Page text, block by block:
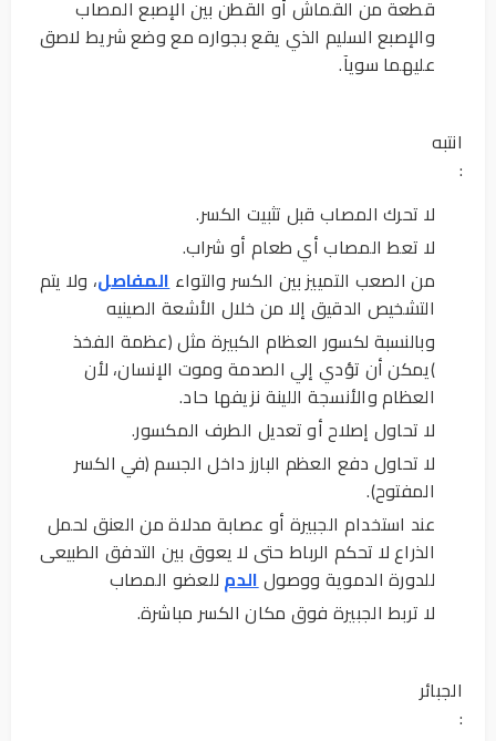
قطعة من القماش أو القطن بين الإصبع المصاب
والإصبع السليم الذي يقع بجواره مع وضع شريط لاصق
عليهما سويآ.
انتبه
:
لا تحرك المصاب قبل تثبيت الكسر.
لا تعط المصاب أي طعام أو شراب.
من الصعب التمييز بين الكسر والتواءالمفاصل، ولا يتم
التشخيص الدقيق إلا من خلال الأشعة الصينيه
وبالنسبة لكسور العظام الكبيرة مثل (عظمة الفخذ
)يمكن أن تؤدي إلي الصدمة وموت الإنسان، لأن
العظام والأنسجة اللينة نزيفها حاد.
لا تحاول إصلاح أو تعديل الطرف المكسور.
لا تحاول دفع العظم البارز داخل الجسم (في الكسر
المفتوح).
عند استخدام الجبيرة أو عصابة مدلاة من العنق لحمل
الذراع لا تحكم الرباط حتى لا يعوق بين التدفق الطبيعى
للدورة الدموية ووصولالدم للعضو المصاب
لا تربط الجبيرة فوق مكان الكسر مباشرة.
الجبائر
: